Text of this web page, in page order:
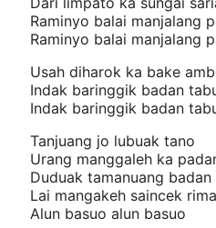
Raminyo balai manjalang
Raminyo balai manjalang
Usah diharok ka bake
Indak baringgik badan
Indak baringgik badan
Tanjuang jo lubuak tano
Urang manggaleh ka
Duduak tamanuang badan
Lai mangakeh saincek rima
Alun basuo alun basuo